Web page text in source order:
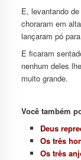
E, levantando
choraram em
lançaram pó
E ficaram
nenhum deles
muito grande.
Você também
Deus
Os três
Os três